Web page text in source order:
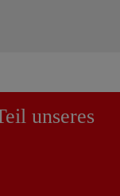
unseres